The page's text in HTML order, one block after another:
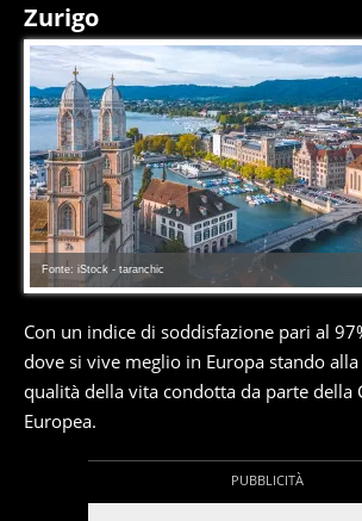
Zurigo
Fonte: iStock - taranchic
Con un indice di soddisfazione pari al
dove si vive meglio in Europa stando
qualità della vita condotta da parte della
Europea.